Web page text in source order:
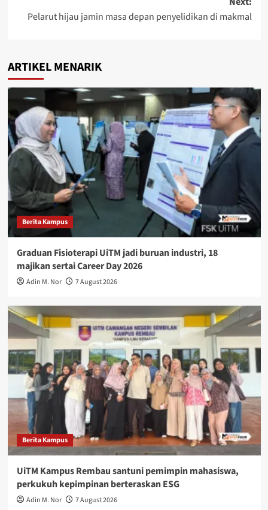
Pelarut hijau jamin masa depan penyelidikan di makmal
ARTIKEL MENARIK
Berita Kampus
Graduan Fisioterapi UiTM jadi buruan industri, 18
majikan sertai Career Day 2026
Adin M. Nor 7 August 2026
Berita Kampus
UiTM Kampus Rembau santuni pemimpin mahasiswa,
perkukuh kepimpinan berteraskan ESG
Adin M. Nor 7 August 2026